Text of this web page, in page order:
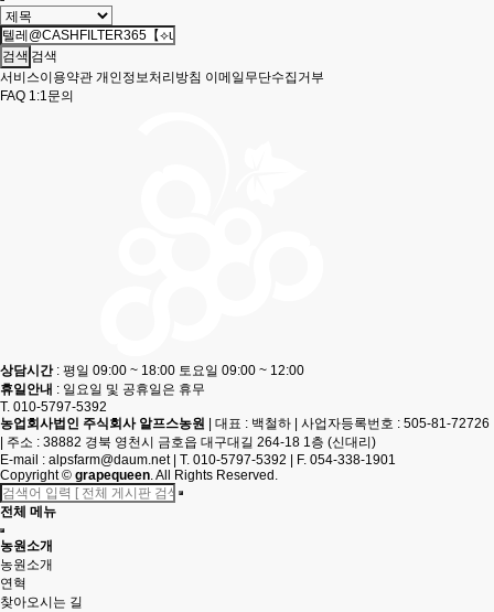
검색
서비스이용약관 개인정보처리방침 이메일무단수집거부
FAQ 1:1문의
상담시간: 평일 09:00 ~ 18:00 토요일 09:00 ~ 12:00
휴일안내 : 일요일 및 공휴일은 휴무
T. 010-5797-5392
농업회사법인 주식회사 알프스농원
대표 : 백철하
사업자등록번호 : 505-81-72726
주소 : 38882 경북 영천시 금호읍 대구대길 264-18 1층 (신대리)
E-mail : alpsfarm@daum.net T. 010-5797-5392
F. 054-338-1901
Copyright© grapequeen. All Rights Reserved.
전체 메뉴
농원소개
농원소개
연혁
찾아오시는 길